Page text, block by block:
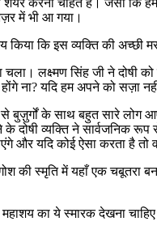
में भी आ गया।
कि इस व्यक्ति की अच्छी
चला। लक्ष्मण सिंह जी ने
ना? यदि हम अपने को सज़ा
बुज़ुर्गों के साथ बहुत सारे
दोषी व्यक्ति ने सार्वजनिक
और यदि कोई ऐसा करता है
स्मृति में यहाँ एक चबूतरा
का ये स्मारक देखना